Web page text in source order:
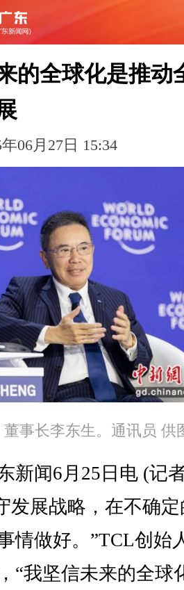
的全球化是推动
06月27日 15:34
事长李东生。通讯员 供
闻6月25日电 (记
发展战略，在不确
情做好。”TCL创始
“我坚信未来的全球